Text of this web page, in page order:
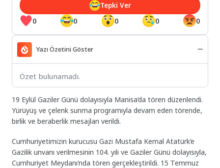
0 0 0 0 0
Tepki Ver
Yazı Özetini Göster
Özet bulunamadı.
19 Eylül Gaziler Günü dolayısıyla Manisa’da tören düzenlendi.
Yürüyüş ve çelenk sunma programıyla devam eden törende,
birlik ve beraberlik mesajları verildi.
Cumhuriyetimizin kurucusu Gazi Mustafa Kemal Atatürk’e
Gazilik unvanı verilmesinin 104. yılı ve Gaziler Günü dolayısıyla,
Cumhuriyet Meydanı’nda tören gerçekleştirildi. 15 Temmuz